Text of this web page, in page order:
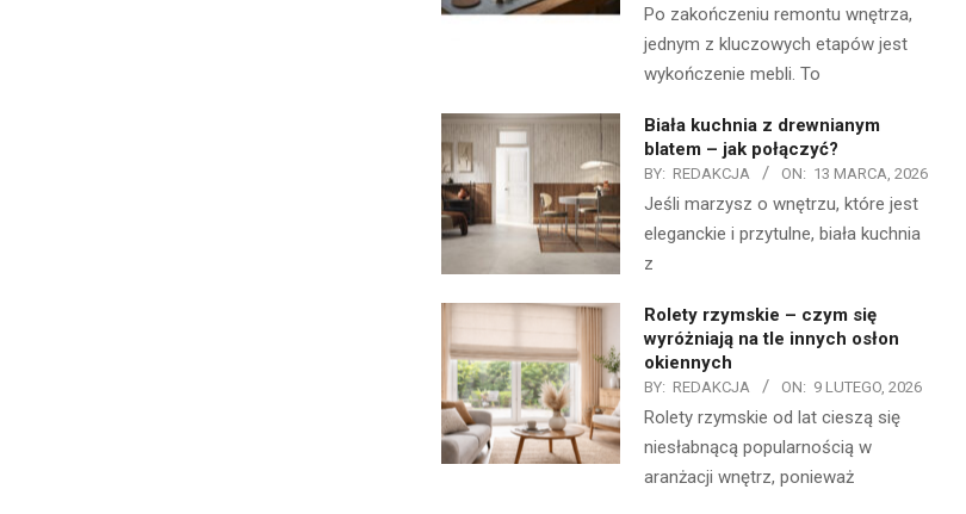
Po zakończeniu remontu wnętrza,
jednym z kluczowych etapów jest
wykończenie mebli. To
Biała kuchnia z drewnianym
blatem – jak połączyć?
BY: REDAKCJA ON: 13 MARCA, 2026
Jeśli marzysz o wnętrzu, które jest
eleganckie i przytulne, biała kuchnia
z
Rolety rzymskie – czym się
wyróżniają na tle innych osłon
okiennych
BY: REDAKCJA ON: 9 LUTEGO, 2026
Rolety rzymskie od lat cieszą się
niesłabnącą popularnością w
aranżacji wnętrz, ponieważ